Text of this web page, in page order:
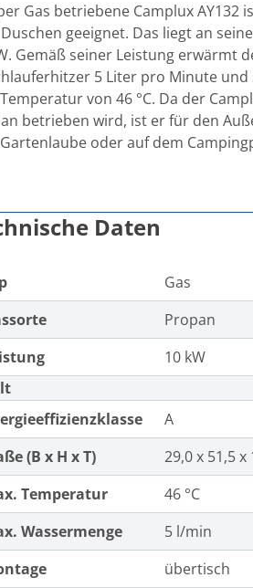
Gas betriebene Camplux AY132
geeignet. Das liegt an
Gemäß seiner Leistung erwärmt
5 Liter pro Minute und
von 46 °C. Da der
betrieben wird, ist er für den
oder auf dem
Daten
Gas
Propan
10 kW
A
(B x H x T)
29,0 x 51,5 x
Temperatur
46 °C
Wassermenge
5 l/min
übertisch